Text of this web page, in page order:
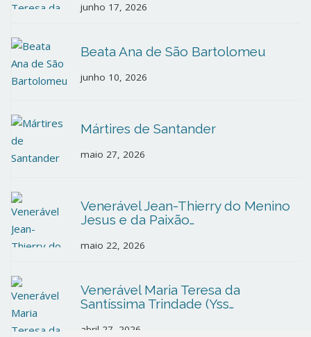
junho 17, 2026
Beata Ana de São Bartolomeu
junho 10, 2026
Mártires de Santander
maio 27, 2026
Venerável Jean-Thierry do Menino
Jesus e da Paixão…
maio 22, 2026
Venerável Maria Teresa da
Santíssima Trindade (Yss…
abril 27, 2026